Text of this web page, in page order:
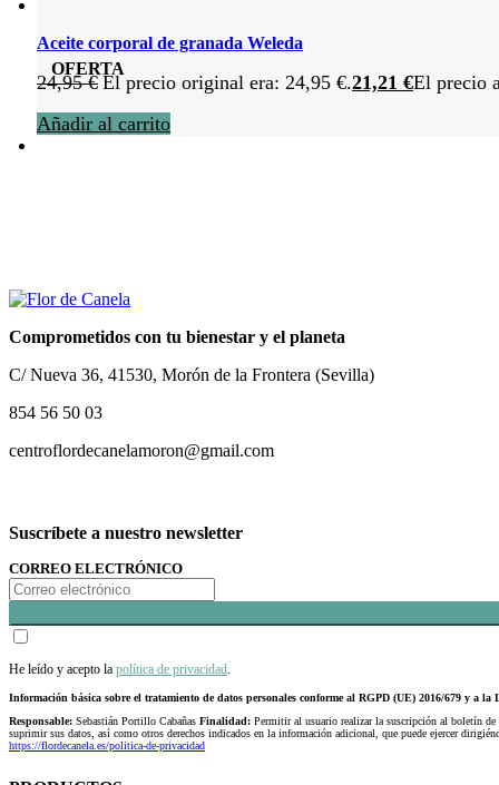
OFERTA
Aceite corporal de granada Weleda
24,95€ El precio original era: 24,95 €.21,21 €El precio
Añadir al carrito
Comprometidos con tu bienestar y el planeta
C/ Nueva 36, 41530, Morón de la Frontera (Sevilla)
854 56 50 03
centroflordecanelamoron@gmail.com
Suscríbete a nuestro newsletter
CORREO ELECTRÓNICO
He leído y acepto la política de privacidad.
Información básica sobre el tratamiento de datos personales conforme al RGPD (UE) 2016/679 y a la
Responsable: Sebastián Portillo Cabañas Finalidad: Permitir al usuario realizar la suscripción al boletín
suprimir sus datos, así como otros derechos indicados en la información adicional, que puede ejercer
https://flordecanela.es/politica-de-privacidad